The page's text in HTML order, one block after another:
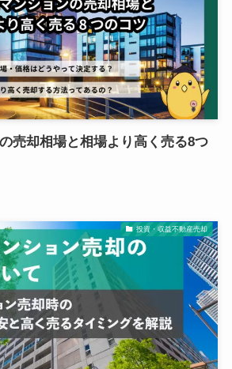
売却相場と相場より高く売る8つ
投資・収益不動産売却